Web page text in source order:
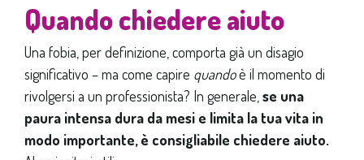
Quando chiedere aiuto
Una fobia, per definizione, comporta già un disagio
significativo – ma come capire quandoè il momento di
rivolgersi a un professionista? In generale, se una
paura intensa dura da mesi e limita la tua vita in
modo importante, è consigliabile chiedere aiuto.